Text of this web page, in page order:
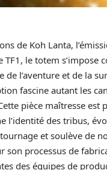
de Koh Lanta,
le totem s’impose
de l’aventure et de la
fascine autant les
pièce maîtresse est
l’identité des tribus,
et soulève de
son processus de
des équipes de